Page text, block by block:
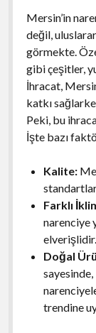
Mersin’in
değil,
görmekte.
gibi çeşitler,
İhracat,
katkı
Peki, bu
İşte bazı
Kalite:
Farklı
narenciye
elverişlidir.
Doğal
trendine